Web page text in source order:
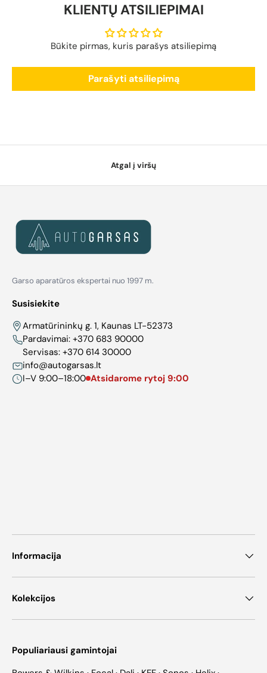
KLIENTŲ ATSILIEPIMAI
Būkite pirmas, kuris parašys atsiliepimą
Parašyti atsiliepimą
Atgal į viršų
Garso aparatūros ekspertai nuo 1997 m.
Susisiekite
Armatūrininkų g. 1, Kaunas LT-52373
Pardavimai: +370 683 90000
Servisas: +370 614 30000
info@autogarsas.lt
I–V 9:00–18:00 Atsidarome rytoj 9:00
Informacija
Kolekcijos
Populiariausi gamintojai